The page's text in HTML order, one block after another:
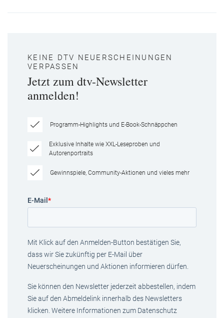
KEINE DTV NEUERSCHEINUNGEN
VERPASSEN
Jetzt zum dtv-Newsletter
anmelden!
Programm-Highlights und E-Book-Schnäppchen
Exklusive Inhalte wie XXL-Leseproben und
Autorenportraits
Gewinnspiele, Community-Aktionen und vieles mehr
E-Mail *
Mit Klick auf den Anmelden-Button bestätigen Sie,
dass wir Sie zukünftig per E-Mail über
Neuerscheinungen und Aktionen informieren dürfen.
Sie können den Newsletter jederzeit abbestellen, indem
Sie auf den Abmeldelink innerhalb des Newsletters
klicken. Weitere Informationen zum Datenschutz